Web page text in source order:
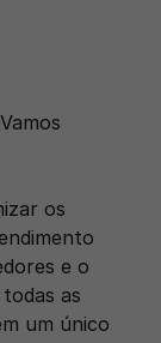
os
e o
as
um único